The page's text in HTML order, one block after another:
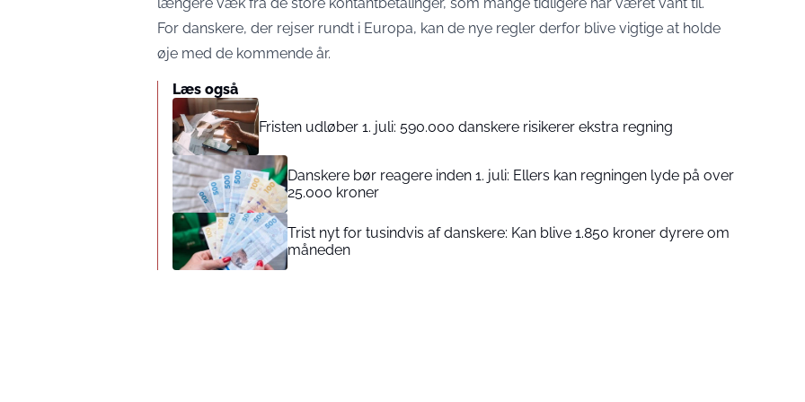
For danskere, der rejser rundt i Europa, kan de nye regler derfor blive vigtige at holde
øje med de kommende år.
Læs også
Fristen udløber 1. juli: 590.000 danskere risikerer ekstra regning
Danskere bør reagere inden 1. juli: Ellers kan regningen lyde på over
25.000 kroner
Trist nyt for tusindvis af danskere: Kan blive 1.850 kroner dyrere om
måneden